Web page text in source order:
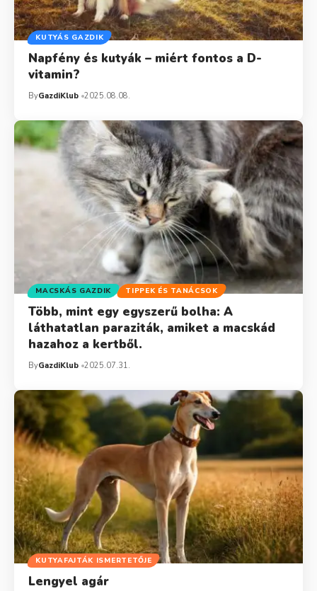
KUTYÁS GAZDIK
Napfény és kutyák – miért fontos a D-
vitamin?
ByGazdiKlub 2025.08.08.
MACSKÁS GAZDIK TIPPEK ÉS TANÁCSOK
Több, mint egy egyszerű bolha: A
láthatatlan paraziták, amiket a macskád
hazahoz a kertből.
ByGazdiKlub 2025.07.31.
KUTYAFAJTÁK ISMERTETŐJE
Lengyel agár